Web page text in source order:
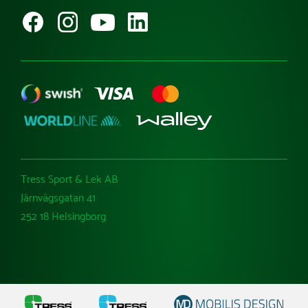
Ångra köp
Tress Sport & Lek AB
Järnvägsgatan 41
252 18 Helsingborg